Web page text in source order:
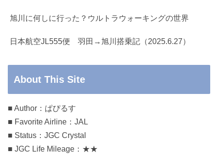
旭川に何しに行った？ウルトラウォーキングの世界
日本航空JL555便 羽田→旭川搭乗記（2025.6.27）
About This Site
■ Author：ぱぴるす
■ Favorite Airline：JAL
■ Status：JGC Crystal
■ JGC Life Mileage：★★